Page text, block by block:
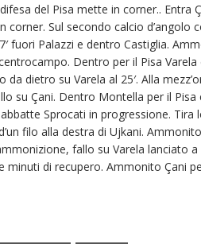
del Pisa mette in corner.. Entra
corner. Sul secondo calcio d’angolo
fuori Palazzi e dentro Castiglia.
Dentro per il Pisa Varela
dietro su Varela al 25′. Alla
su Çani. Dentro Montella per il Pisa
Sprocati in progressione. Tira
filo alla destra di Ujkani.
fallo su Varela lanciato a
minuti di recupero. Ammonito Çani